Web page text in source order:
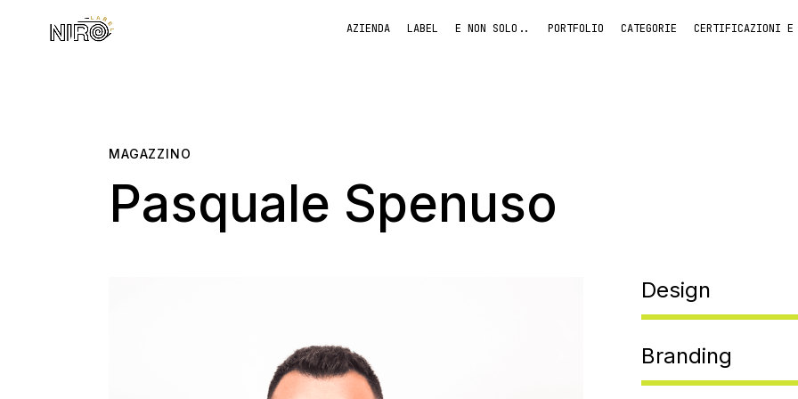
AZIENDA LABEL E NON SOLO.. PORTFOLIO CATEGORIE CERTIFICAZIONI E
MAGAZZINO
Pasquale Spenuso
Design
Branding